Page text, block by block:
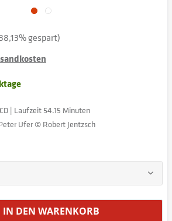
gespart)
| Laufzeit 54.15 Minuten
Ufer © Robert Jentzsch
IN DEN WARENKORB